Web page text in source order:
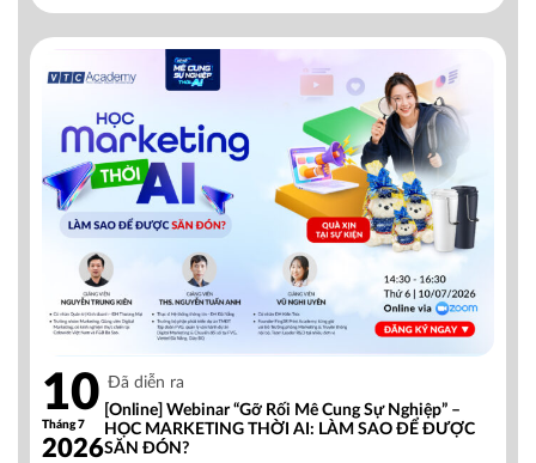
10
Tháng 7
2026
Đã diễn ra
[Online] Webinar “Gỡ Rối Mê Cung Sự Nghiệp” –
HỌC MARKETING THỜI AI: LÀM SAO ĐỂ ĐƯỢC
SĂN ĐÓN?